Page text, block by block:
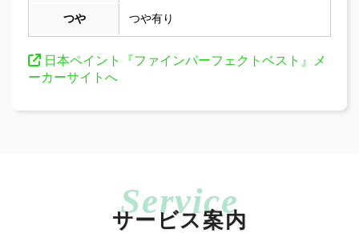
つや つや有り
日本ペイント『ファインパーフェクトベスト』メ
ーカーサイトへ
サービス案内